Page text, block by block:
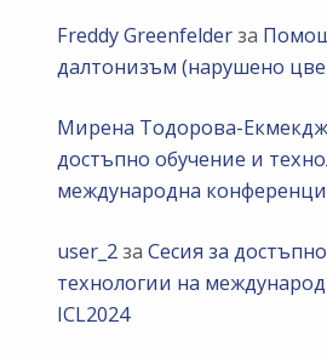
Freddy Greenfelderза
далтонизъм (нарушено
Мирена Тодорова-
достъпно обучение и
международна
user_2заСесия за
технологии на
ICL2024